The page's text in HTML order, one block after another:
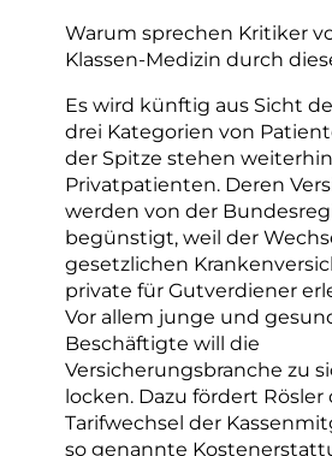
Warum sprechen Kritiker
Klassen-Medizin durch
Es wird künftig aus Sicht
drei Kategorien von
der Spitze stehen weiterhin
Privatpatienten. Deren
werden von der
begünstigt, weil der
gesetzlichen
private für Gutverdiener
Vor allem junge und
Beschäftigte will die
Versicherungsbranche zu
locken. Dazu fördert Rösler
Tarifwechsel der
so genannte